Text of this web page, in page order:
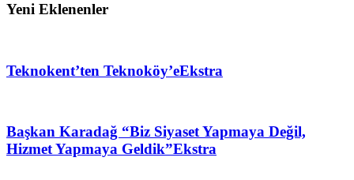
Yeni Eklenenler
Teknokent’ten Teknoköy’eEkstra
Başkan Karadağ “Biz Siyaset Yapmaya Değil,
Hizmet Yapmaya Geldik”Ekstra